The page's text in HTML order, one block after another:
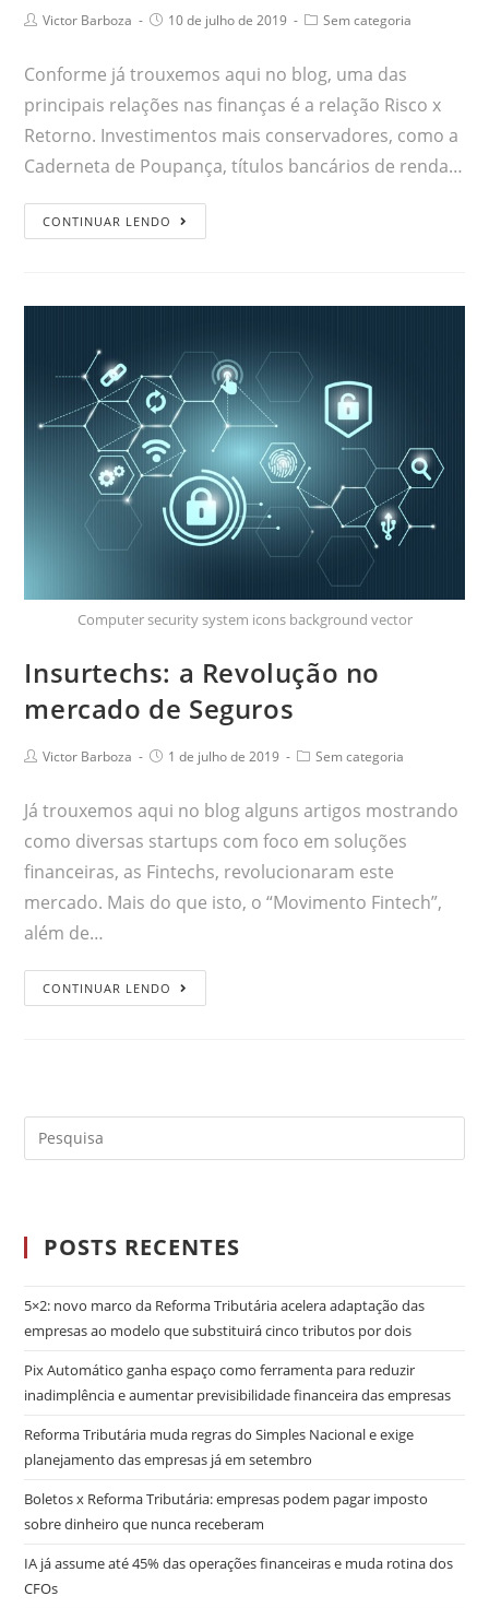
Victor Barboza 10 de julho de 2019 Sem categoria
Conforme já trouxemos aqui no blog, uma das
principais relações nas finanças é a relação Risco x
Retorno. Investimentos mais conservadores, como a
Caderneta de Poupança, títulos bancários de renda…
CONTINUAR LENDO
Computer security system icons background vector
Insurtechs: a Revolução no
mercado de Seguros
Victor Barboza 1 de julho de 2019 Sem categoria
Já trouxemos aqui no blog alguns artigos mostrando
como diversas startups com foco em soluções
financeiras, as Fintechs, revolucionaram este
mercado. Mais do que isto, o “Movimento Fintech”,
além de…
CONTINUAR LENDO
POSTS RECENTES
5×2: novo marco da Reforma Tributária acelera adaptação das
empresas ao modelo que substituirá cinco tributos por dois
Pix Automático ganha espaço como ferramenta para reduzir
inadimplência e aumentar previsibilidade financeira das empresas
Reforma Tributária muda regras do Simples Nacional e exige
planejamento das empresas já em setembro
Boletos x Reforma Tributária: empresas podem pagar imposto
sobre dinheiro que nunca receberam
IA já assume até 45% das operações financeiras e muda rotina dos
CFOs